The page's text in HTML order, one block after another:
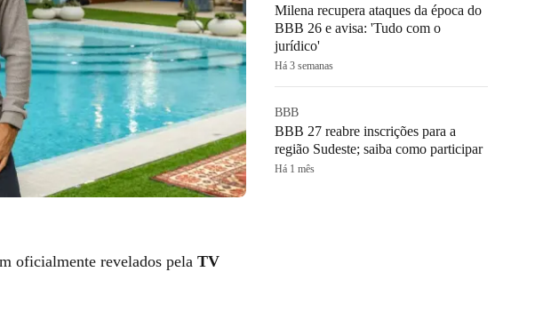
oficialmente revelados pela TV
Milena recupera ataques da época do
BBB 26 e avisa: 'Tudo com o
jurídico'
Há 3 semanas
BBB
BBB 27 reabre inscrições para a
região Sudeste; saiba como participar
Há 1 mês